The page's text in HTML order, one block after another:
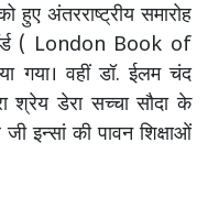
अंतरराष्ट्रीय समारोह
( London Book of
गया। वहीं डॉ. ईलम चंद
श्रेय डेरा सच्चा सौदा के
इन्सां की पावन शिक्षाओं